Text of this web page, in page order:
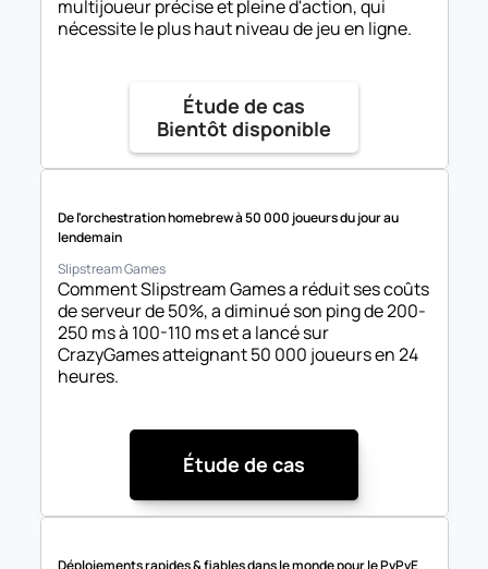
multijoueur précise et pleine d'action, qui
nécessite le plus haut niveau de jeu en ligne.
Étude de cas
Bientôt disponible
De l'orchestration homebrew à 50 000 joueurs du jour au
lendemain
Slipstream Games
Comment Slipstream Games a réduit ses coûts
de serveur de 50%, a diminué son ping de 200-
250 ms à 100-110 ms et a lancé sur
CrazyGames atteignant 50 000 joueurs en 24
heures.
Étude de cas
Déploiements rapides & fiables dans le monde pour le PvPvE